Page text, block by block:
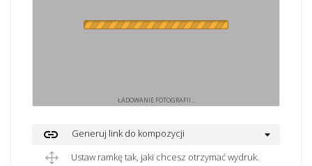
ŁADOWANIE FOTOGRAFII...
link
Generuj link do kompozycji
Ustaw ramkę tak, jaki chcesz otrzymać wydruk.